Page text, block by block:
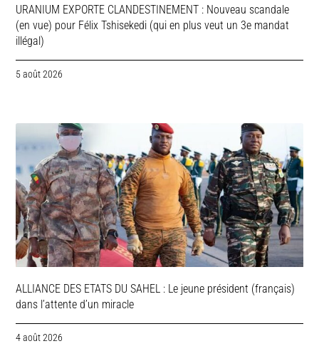
URANIUM EXPORTE CLANDESTINEMENT : Nouveau scandale
(en vue) pour Félix Tshisekedi (qui en plus veut un 3e mandat
illégal)
5 août 2026
ALLIANCE DES ETATS DU SAHEL : Le jeune président (français)
dans l’attente d’un miracle
4 août 2026